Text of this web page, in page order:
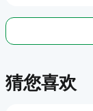
relative
integrates
modern
APIs
猜您喜欢